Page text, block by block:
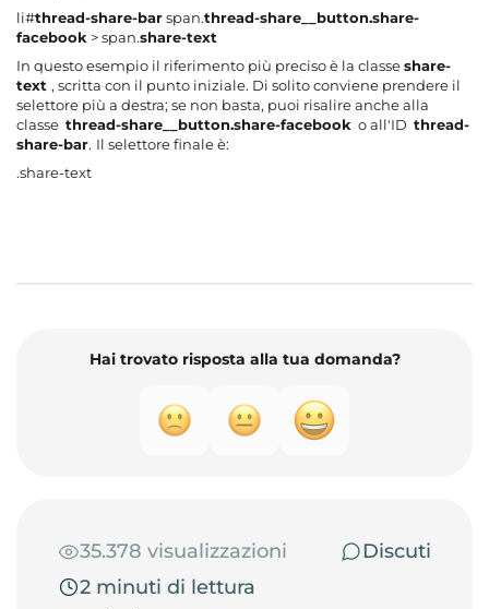
li#thread-share-barspan.thread-share__button.share-
facebook > span.share-text
In questo esempio il riferimento più preciso è la classeshare-
text , scritta con il punto iniziale. Di solito conviene prendere il
selettore più a destra; se non basta, puoi risalire anche alla
classe thread-share__button.share-facebook o all'ID thread-
share-bar. Il selettore finale è:
.share-text
Hai trovato risposta alla tua domanda?
35.378 visualizzazioni
Discuti
2 minuti di lettura